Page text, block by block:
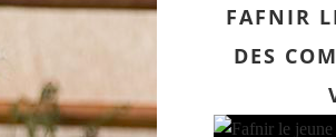
FAFNIR
DES